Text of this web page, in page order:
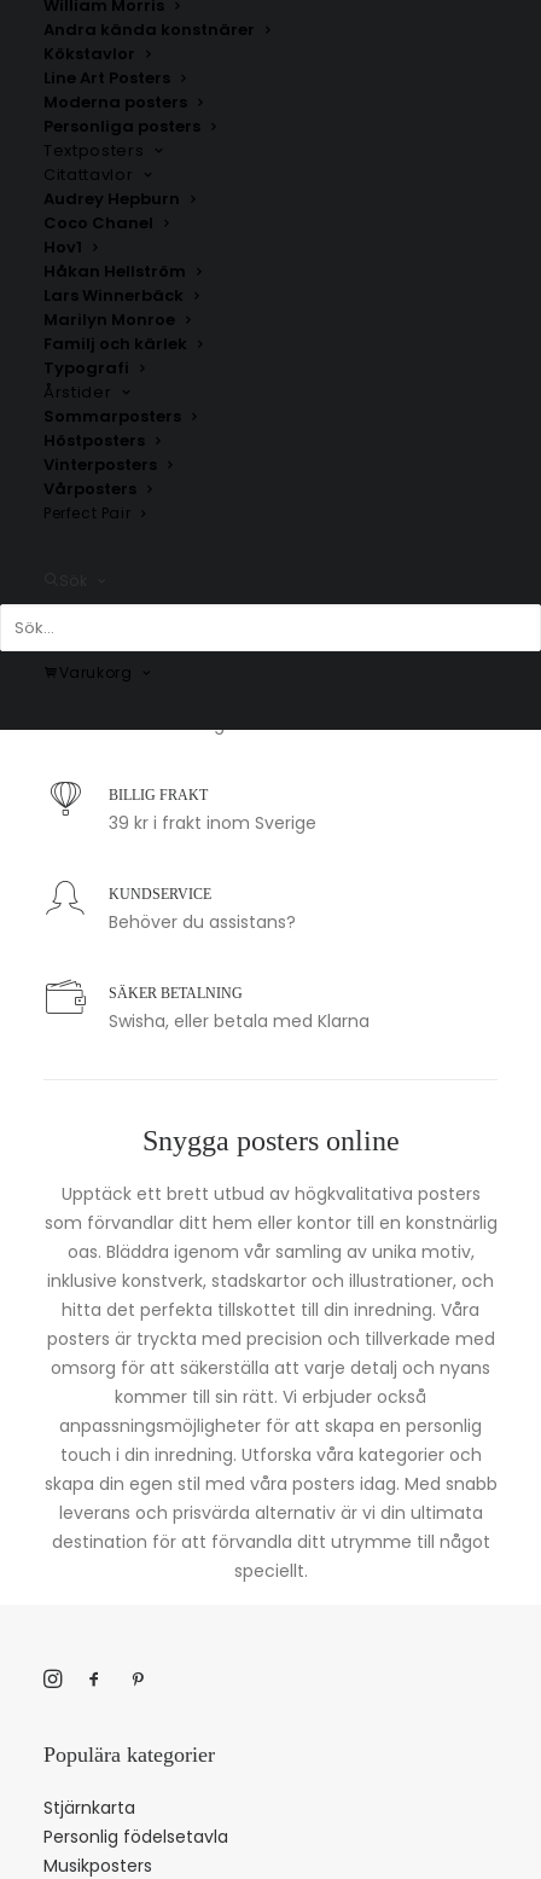
William Morris
Andra kända konstnärer
Kökstavlor
Line Art Posters
Moderna posters
Personliga posters
Textposters
Citattavlor
Audrey Hepburn
Coco Chanel
Hov1
Håkan Hellström
Lars Winnerbäck
Marilyn Monroe
Familj och kärlek
Typografi
Årstider
Sommarposters
Höstposters
Vinterposters
Vårposters
Perfect Pair
Varukorg
Kaçanik
Fr.200.00
1-2 arbetsdagar
BILLIG FRAKT
39 kr i frakt inom Sverige
KUNDSERVICE
Behöver du assistans?
SÄKER BETALNING
Swisha, eller betala med Klarna
Snygga posters online
Upptäck ett brett utbud av högkvalitativa posters
som förvandlar ditt hem eller kontor till en konstnärlig
oas. Bläddra igenom vår samling av unika motiv,
inklusive konstverk, stadskartor och illustrationer, och
hitta det perfekta tillskottet till din inredning. Våra
posters är tryckta med precision och tillverkade med
omsorg för att säkerställa att varje detalj och nyans
kommer till sin rätt. Vi erbjuder också
anpassningsmöjligheter för att skapa en personlig
touch i din inredning. Utforska våra kategorier och
skapa din egen stil med våra posters idag. Med snabb
leverans och prisvärda alternativ är vi din ultimata
destination för att förvandla ditt utrymme till något
speciellt.
Populära kategorier
Stjärnkarta
Personlig födelsetavla
Musikposters